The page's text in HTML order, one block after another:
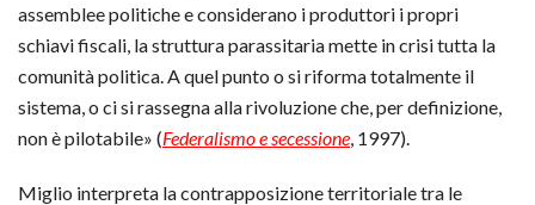
assemblee politiche e considerano i produttori i propri
schiavi fiscali, la struttura parassitaria mette in crisi tutta la
comunità politica. A quel punto o si riforma totalmente il
sistema, o ci si rassegna alla rivoluzione che, per definizione,
non è pilotabile» (Federalismo e secessione , 1997).
Miglio interpreta la contrapposizione territoriale tra le